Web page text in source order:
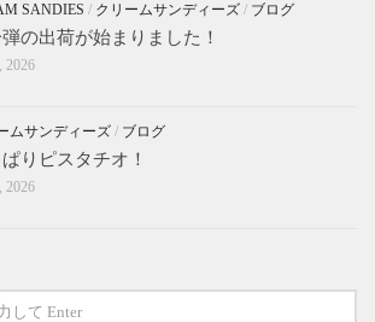
SANDIES / クリームサンディーズ / ブログ
の出荷が始まりました！
2026
ムサンディーズ / ブログ
りピスタチオ！
2026